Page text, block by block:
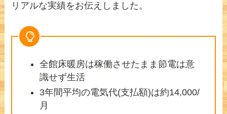
リアルな実績をお伝えしました。
全館床暖房は稼働させたまま節電は意
識せず生活
3年間平均の電気代(支払額)は約14,000/
月